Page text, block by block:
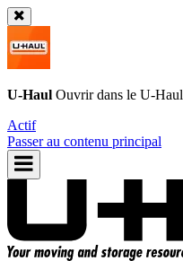
U-Haul Ouvrir dans le U-Haul
Actif
Passer au contenu principal